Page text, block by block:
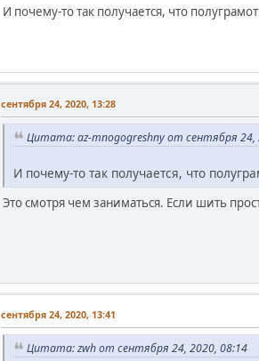
И почему-то так получается, что
сентября 24, 2020, 13:28
Цитата: az-mnogogreshny от сентября 24,
И почему-то так получается, что
Это смотря чем заниматься. Если шить
сентября 24, 2020, 13:41
Цитата: zwh от сентября 24, 2020, 08:14